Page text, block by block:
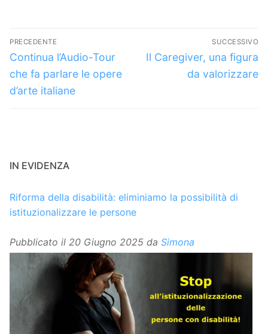
Navigazione
articoli
PRECEDENTE
Articolo
precedente:
Continua l’Audio-Tour
che fa parlare le opere
d’arte italiane
SUCCESSIVO
Articolo
successivo:
Il Caregiver, una figura
da valorizzare
IN EVIDENZA
Riforma della disabilità: eliminiamo la possibilità di
istituzionalizzare le persone
Pubblicato il 20 Giugno 2025 da Simona